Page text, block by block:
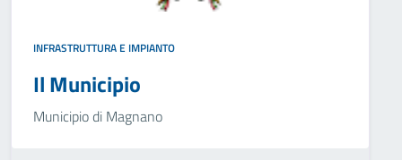
INFRASTRUTTURA E IMPIANTO
Il Municipio
Municipio di Magnano